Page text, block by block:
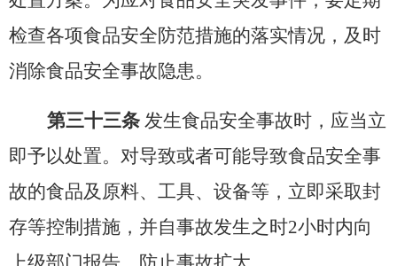
检查各项食品安全防范措施的落实情况，及时
消除食品安全事故隐患。
第三十三条 发生食品安全事故时，应当立
即予以处置。对导致或者可能导致食品安全事
故的食品及原料、工具、设备等，立即采取封
存等控制措施，并自事故发生之时2小时内向